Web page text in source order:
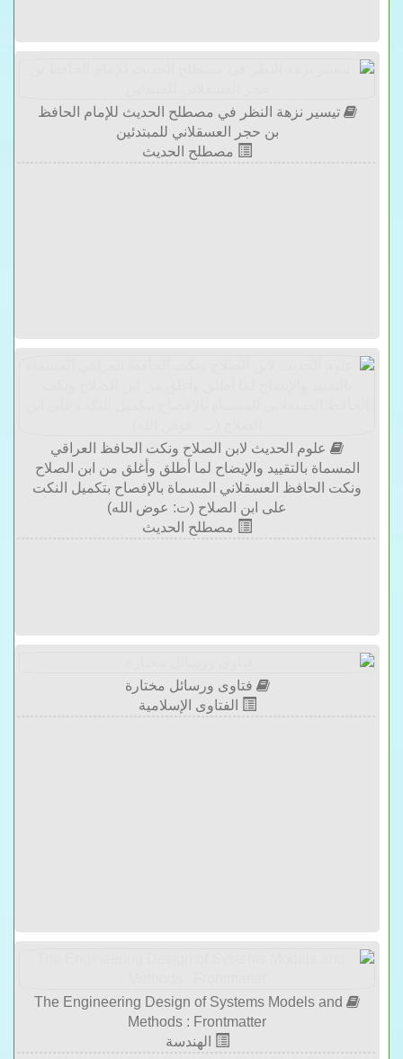
تيسير نزهة النظر في مصطلح الحديث للإمام الحافظ
بن حجر العسقلاني للمبتدئين
مصطلح الحديث
علوم الحديث لابن الصلاح ونكت الحافظ العراقي
المسماة بالتقييد والإيضاح لما أطلق وأغلق من ابن الصلاح
ونكت الحافظ العسقلاني المسماة بالإفصاح بتكميل النكت
على ابن الصلاح (ت: عوض الله)
مصطلح الحديث
فتاوى ورسائل مختارة
الفتاوى الإسلامية
The Engineering Design of Systems Models and
Methods : Frontmatter
الهندسة